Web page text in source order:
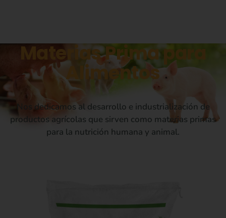
Materias Prima para
Alimentos
Nos dedicamos al desarrollo e industrialización de
productos agrícolas que sirven como materias primas
para la nutrición humana y animal.